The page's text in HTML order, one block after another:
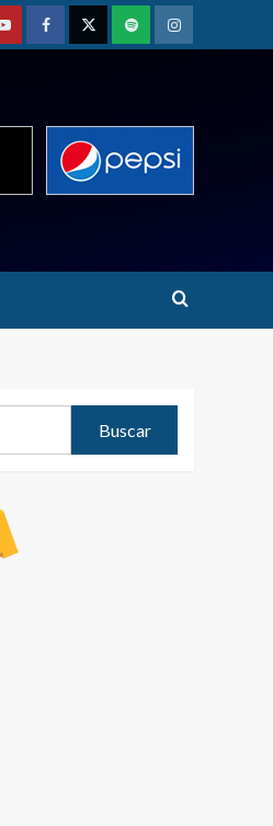
YoutubeFacebookTwitterPodcastInstagram